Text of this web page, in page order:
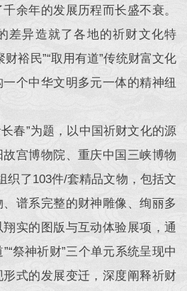
余年的发展历程而长盛不衰。
差异造就了各地的祈财文化特
裕民”“取用有道”传统财富文化
个中华文明多元一体的精神纽
春”为题，以中国祈财文化的源
宫博物院、重庆中国三峡博物
织了103件/套精品文物，包括文
谱系完整的财神雕像、绚丽多
实的图版与互动体验展项，通
祭神祈财”三个单元系统呈现中
式的发展变迁，深度阐释祈财